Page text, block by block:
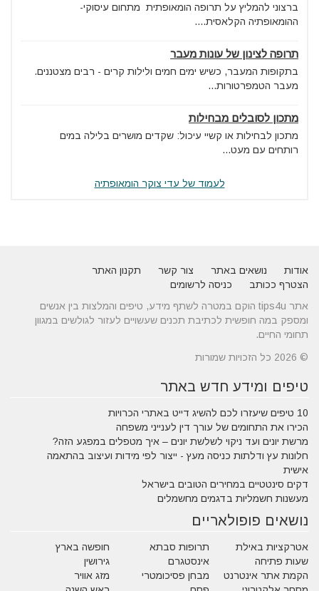
ברצוני להמליץ על תרופה הומאופתית מתחום עיסוקי-
ההומאופתיה הקלאסית....
תרופה לצינון של עונות מעבר
בתקופות המעבר, כשיש ימים חמים ולילות קרים - רבים מצטננים.
מעבר הטמפרטורות...
מתכון לסובלים מבחילות
מתכון לבחילות או קשיי עיכול: שקדים מושרים בלילה במים
רותחים עם מעט...
לעמוד של עדי צוקר הומאופתיה
אודות נושאים באתר צור קשר
תקנון האתר
הצטרף ככותב
כניסה לרשומים
אתר tips4u הוקם במטרה לשתף מידע, טיפים והמלצות בין אנשים
ומספק במה חופשית לכתיבת תכנים שעשויים לעזור לגולשים במגוון
תחומי החיים.
© 2026 כל הזכויות שמורות
טיפים ומידע חדש באתר
10 טיפים שיעזרו לכם להשיג דייט באתרי הכרויות
הכירו את התחומים של עורך דין לענייני משפחה
מרשת יונים ועד ניקוי לשלשת יונים – איך מטפלים במפגע הזה?
חלונות עץ ודלתות כניסה מעץ - ייצור לפי מידות ועיצוב בהתאמה
אישית
דקים סינטטיים במחירים הטובים בישראל
מעשנות חשמליות בדגמים מחשמלים
נושאים פופולאריים
אטרקציות באילת תרופות סבתא
חופשה בארץ
שעות פתיחה
אינסטגרם
גירושין
הקמת אתר אינטרנט
מבחן פסיכומטרי
מזג אוויר